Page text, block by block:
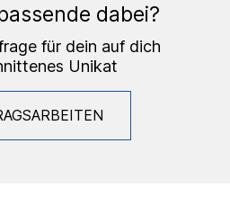
dabei?
für dein auf dich
Unikat